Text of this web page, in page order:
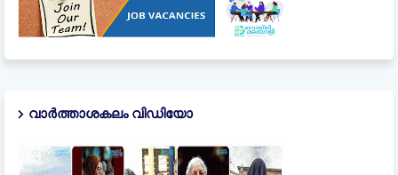
വാർത്താശകലം വിഡിയോ